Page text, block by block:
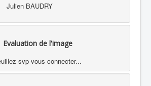
Julien BAUDRY
Evaluation de l'image
svp vous connecter...